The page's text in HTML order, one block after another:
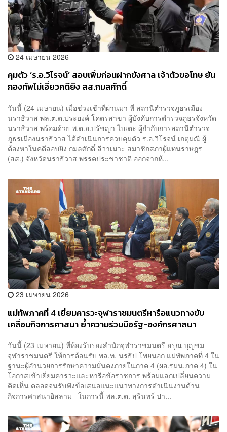
24 เมษายน 2026
คุมตัว ‘ร.อ.วิโรจน์’ สอบเพิ่มก่อนฝากขังศาล เจ้าตัวขอโทษ ยัน
กองทัพไม่เอี่ยวคดียิง สส.กมลศักดิ์
วันนี้ (24 เมษายน) เมื่อช่วงเช้าที่ผ่านมา ที่ สถานีตำรวจภูธรเมือง
นราธิวาส พล.ต.ต.ประยงค์ โคตรสาขา ผู้บังคับการตำรวจภูธรจังหวัด
นราธิวาส พร้อมด้วย พ.ต.อ.ปรัชญา ไบเตะ ผู้กำกับการสถานีตำรวจ
ภูธรเมืองนราธิวาส ได้ดำเนินการควบคุมตัว ร.อ.วิโรจน์ เกตุมณี ผู้
ต้องหาในคดีลอบยิง กมลศักดิ์ ลีวาเมาะ สมาชิกสภาผู้แทนราษฎร
(สส.) จังหวัดนราธิวาส พรรคประชาชาติ ออกจากห้...
23 เมษายน 2026
แม่ทัพภาคที่ 4 เยี่ยมคารวะจุฬาราชมนตรีหารือแนวทางขับ
เคลื่อนกิจการศาสนา ย้ำความร่วมมือรัฐ-องค์กรศาสนา
วันนี้ (23 เมษายน) ที่ห้องรับรองสำนักจุฬาราชมนตรี อรุณ บุญชม
จุฬาราชมนตรี ให้การต้อนรับ พล.ท. นรธิป โพยนอก แม่ทัพภาคที่ 4 ใน
ฐานะผู้อำนวยการรักษาความมั่นคงภายในภาค 4 (ผอ.รมน.ภาค 4) ใน
โอกาสเข้าเยี่ยมคารวะและหารือข้อราชการ พร้อมแลกเปลี่ยนความ
คิดเห็น ตลอดจนรับฟังข้อเสนอแนะแนวทางการดำเนินงานด้าน
กิจการศาสนาอิสลาม ในการนี้ พล.ต.ต. สุรินทร์ ปา...